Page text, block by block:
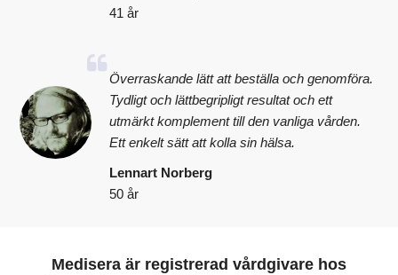
41 år
Överraskande lätt att beställa och genomföra.
Tydligt och lättbegripligt resultat och ett
utmärkt komplement till den vanliga vården.
Ett enkelt sätt att kolla sin hälsa.
Lennart Norberg
50 år
Medisera är registrerad vårdgivare hos